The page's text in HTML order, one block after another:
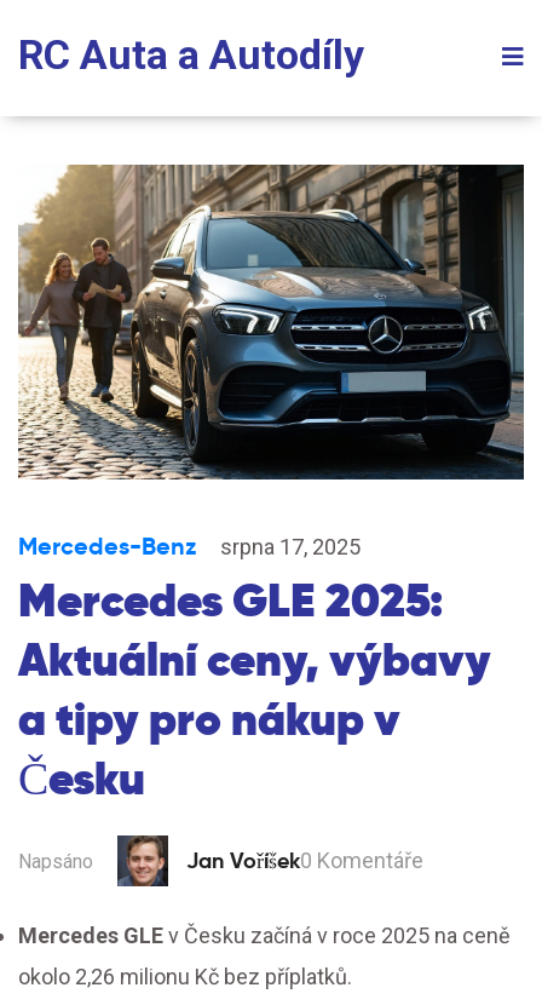
RC Auta a Autodíly
Mercedes-Benz srpna 17, 2025
Mercedes GLE 2025:
Aktuální ceny, výbavy
a tipy pro nákup v
Česku
Napsáno Jan Voříšek0 Komentáře
Mercedes GLEv Česku začíná v roce 2025 na ceně
okolo 2,26 milionu Kč bez příplatků.